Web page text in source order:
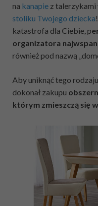
na kanapie z talerzykami
stoliku Twojego dziecka
katastrofa dla Ciebie, p
organizatora
również pod nazwą
Aby uniknąć tego
dokonał zakupu
którym zmieszczą się